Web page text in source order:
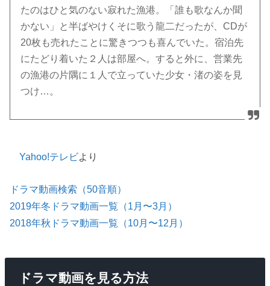
たのはひと気のない寂れた漁港。「誰も歌なんか聞
かない」と半ばやけくそに歌う龍二だったが、CDが
20枚も売れたことに驚きつつも喜んでいた。宿泊先
にたどり着いた２人は部屋へ。すると外に、営業先
の漁港の片隅に１人で立っていた少女・渚の姿を見
つけ…。
Yahoo!テレビより
ドラマ動画検索（50音順）
2019年冬ドラマ動画一覧（1月〜3月）
2018年秋ドラマ動画一覧（10月〜12月）
ドラマ動画を見る方法